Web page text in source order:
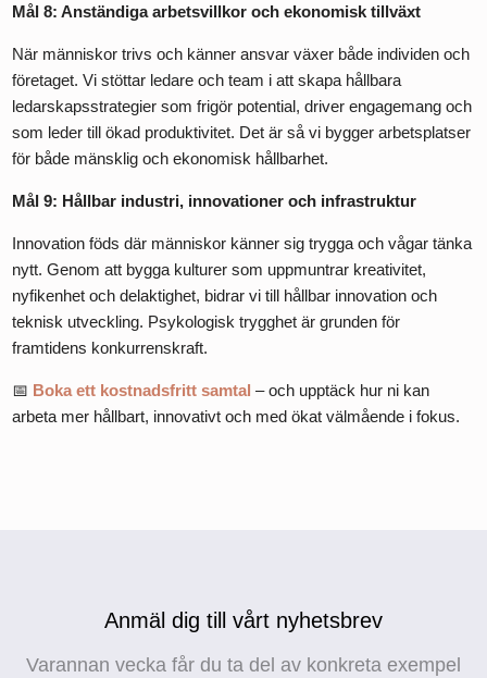
Mål 8: Anständiga arbetsvillkor och ekonomisk tillväxt
När människor trivs och känner ansvar växer både individen och
företaget. Vi stöttar ledare och team i att skapa hållbara
ledarskapsstrategier som frigör potential, driver engagemang och
som leder till ökad produktivitet. Det är så vi bygger arbetsplatser
för både mänsklig och ekonomisk hållbarhet.
Mål 9: Hållbar industri, innovationer och infrastruktur
Innovation föds där människor känner sig trygga och vågar tänka
nytt. Genom att bygga kulturer som uppmuntrar kreativitet,
nyfikenhet och delaktighet, bidrar vi till hållbar innovation och
teknisk utveckling. Psykologisk trygghet är grunden för
framtidens konkurrenskraft.
📅 Boka ett kostnadsfritt samtal – och upptäck hur ni kan
arbeta mer hållbart, innovativt och med ökat välmående i fokus.
Anmäl dig till vårt nyhetsbrev
Varannan vecka får du ta del av konkreta exempel